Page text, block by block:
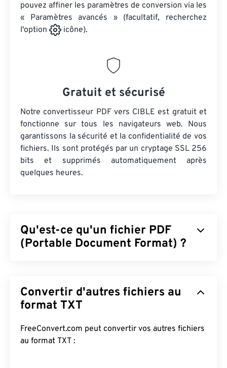
pouvez affiner les paramètres de conversion via les
« Paramètres avancés » (facultatif, recherchez
l'option
icône).
Gratuit et sécurisé
Notre convertisseur PDF vers CIBLE est gratuit et
fonctionne sur tous les navigateurs web. Nous
garantissons la sécurité et la confidentialité de vos
fichiers. Ils sont protégés par un cryptage SSL 256
bits et supprimés automatiquement après
quelques heures.
Qu'est-ce qu'un fichier PDF
(Portable Document Format) ?
caractéristiques des documents texte et des
images graphiques, ce qui en fait l'un des formats
réside dans sa capacité à préserver la mise en
forme originale des documents. Les fichiers PDF
Convertir d'autres fichiers au
format TXT
FreeConvert.com peut convertir vos autres fichiers
au format TXT :